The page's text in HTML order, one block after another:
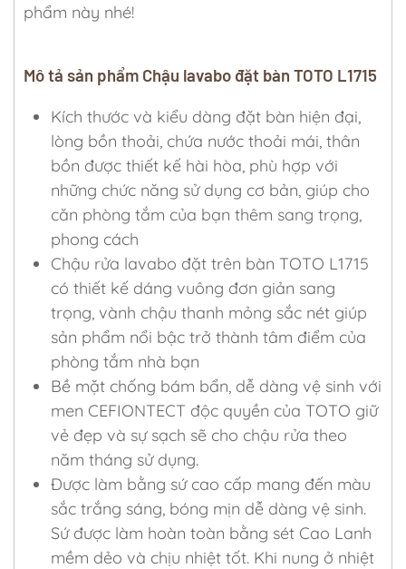
phẩm này nhé!
Mô tả sản phẩm Chậu lavabo đặt bàn TOTO L1715
Kích thước và kiểu dàng đặt bàn hiện đại,
lòng bồn thoải, chứa nước thoải mái, thân
bồn được thiết kế hài hòa, phù hợp với
những chức năng sử dụng cơ bản, giúp cho
căn phòng tắm của bạn thêm sang trọng,
phong cách
Chậu rửa lavabo đặt trên bàn TOTO L1715
có thiết kế dáng vuông đơn giản sang
trọng, vành chậu thanh mỏng sắc nét giúp
sản phẩm nổi bậc trở thành tâm điểm của
phòng tắm nhà bạn
Bề mặt chống bám bẩn, dễ dàng vệ sinh với
men CEFIONTECT độc quyền của TOTO giữ
vẻ đẹp và sự sạch sẽ cho chậu rửa theo
năm tháng sử dụng.
Được làm bằng sứ cao cấp mang đến màu
sắc trắng sáng, bóng mịn dễ dàng vệ sinh.
Sứ được làm hoàn toàn bằng sét Cao Lanh
mềm dẻo và chịu nhiệt tốt. Khi nung ở nhiệt